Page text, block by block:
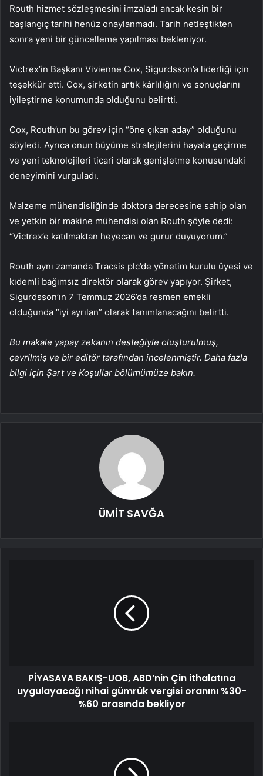
Routh hizmet sözleşmesini imzaladı ancak kesin bir
başlangıç tarihi henüz onaylanmadı. Tarih netleştikten
sonra yeni bir güncelleme yapılması bekleniyor.
Victrex’in Başkanı Vivienne Cox, Sigurdsson’a liderliği için
teşekkür etti. Cox, şirketin artık kârlılığını ve sonuçlarını
iyileştirme konumunda olduğunu belirtti.
Cox, Routh’un bu görev için “öne çıkan aday” olduğunu
söyledi. Ayrıca onun büyüme stratejilerini hayata geçirme
ve yeni teknolojileri ticari olarak genişletme konusundaki
deneyimini vurguladı.
Malzeme mühendisliğinde doktora derecesine sahip olan
ve yetkin bir makine mühendisi olan Routh şöyle dedi:
“Victrex’e katılmaktan heyecan ve gurur duyuyorum.”
Routh aynı zamanda Tracsis plc’de yönetim kurulu üyesi ve
kıdemli bağımsız direktör olarak görev yapıyor. Şirket,
Sigurdsson’ın 7 Temmuz 2026’da resmen emekli
olduğunda “iyi ayrılan” olarak tanımlanacağını belirtti.
Bu makale yapay zekanın desteğiyle oluşturulmuş,
çevrilmiş ve bir editör tarafından incelenmiştir. Daha fazla
bilgi için Şart ve Koşullar bölümümüze bakın.
ÜMİT SAVĞA
PİYASAYA BAKIŞ-UOB, ABD’nin Çin ithalatına
uygulayacağı nihai gümrük vergisi oranını %30-
%60 arasında bekliyor